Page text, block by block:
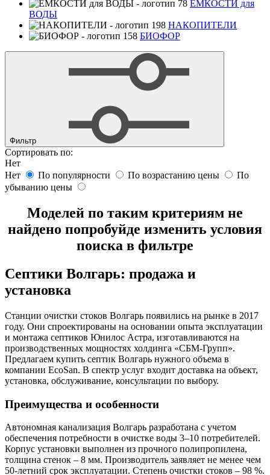
ЕМКОСТИ для
ВОДЫ
НАКОПИТЕЛИ
БИОФОР
Фильтр
Сортировать по:
Нет
Нет
По популярности По возрастанию цены
По
убыванию цены
Моделей по таким критериям не
найдено попробуйде изменить условия
поиска в фильтре
Септики Волгарь: продажа и
установка
Станции очистки стоков Волгарь появились на рынке в 2017
году. Они спроектированы на основании опыта эксплуатации
и монтажа септиков Юнилос Астра, изготавливаются на
производственных мощностях холдинга «СБМ-Групп».
Предлагаем купить септик Волгарь нужного объема в
компании EcoSan. В спектр услуг входит доставка на объект,
установка, обслуживание, консультации по выбору.
Преимущества и особенности
Автономная канализация Волгарь разработана с учетом
обеспечения потребности в очистке воды 3–10 потребителей.
Корпус установки выполнен из прочного полипропилена,
толщина стенок – 8 мм. Производитель заявляет не менее чем
50-летний срок эксплуатации. Степень очистки стоков – 98 %.